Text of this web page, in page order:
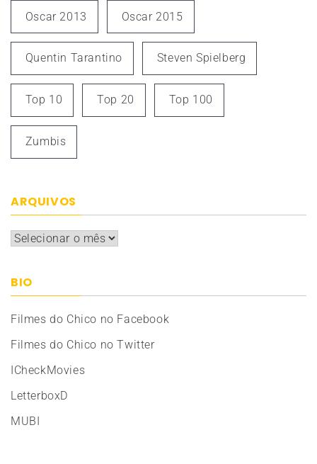
Oscar 2013 Oscar 2015
Quentin Tarantino Steven Spielberg
Top 10 Top 20 Top 100
Zumbis
ARQUIVOS
Arquivos
BIO
Filmes do Chico no Facebook
Filmes do Chico no Twitter
ICheckMovies
LetterboxD
MUBI